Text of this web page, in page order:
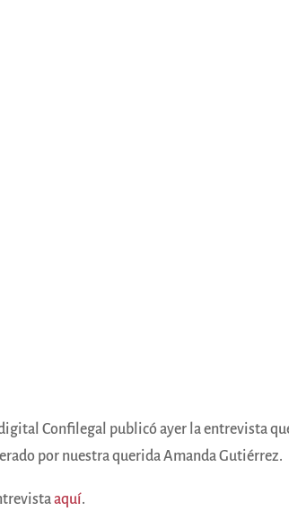
Confilegal publicó ayer la entrevista
por nuestra querida Amanda Gutiérrez.
aquí.